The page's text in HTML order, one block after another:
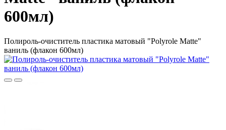
600мл)
Полироль-очиститель пластика матовый "Polyrole Matte"
ваниль (флакон 600мл)